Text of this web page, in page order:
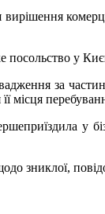
у
за
місця
у
зниклої,